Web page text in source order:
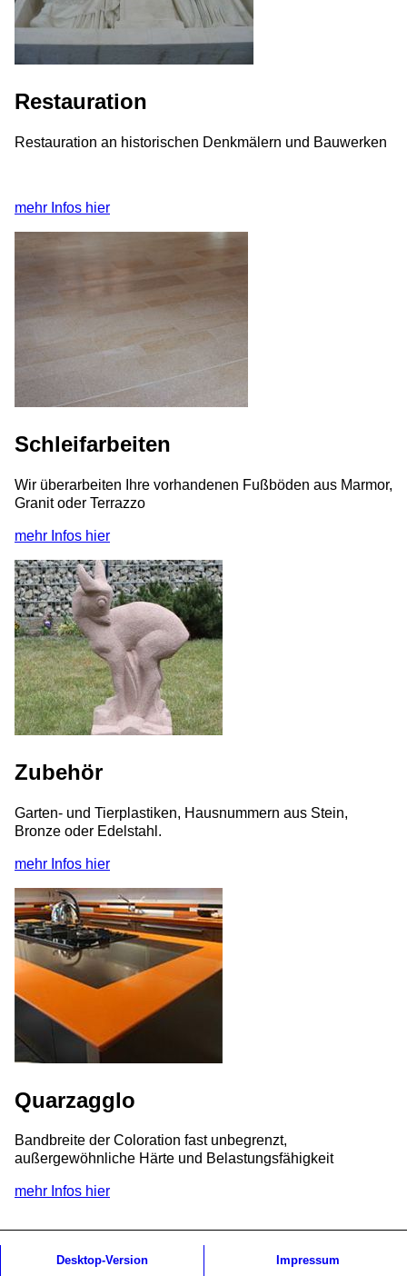
Restauration
Restauration an historischen Denkmälern und Bauwerken
mehr Infos hier
Schleifarbeiten
Wir überarbeiten Ihre vorhandenen Fußböden aus Marmor,
Granit oder Terrazzo
mehr Infos hier
Zubehör
Garten- und Tierplastiken, Hausnummern aus Stein,
Bronze oder Edelstahl.
mehr Infos hier
Quarzagglo
Bandbreite der Coloration fast unbegrenzt,
außergewöhnliche Härte und Belastungsfähigkeit
mehr Infos hier
Desktop-Version Impressum